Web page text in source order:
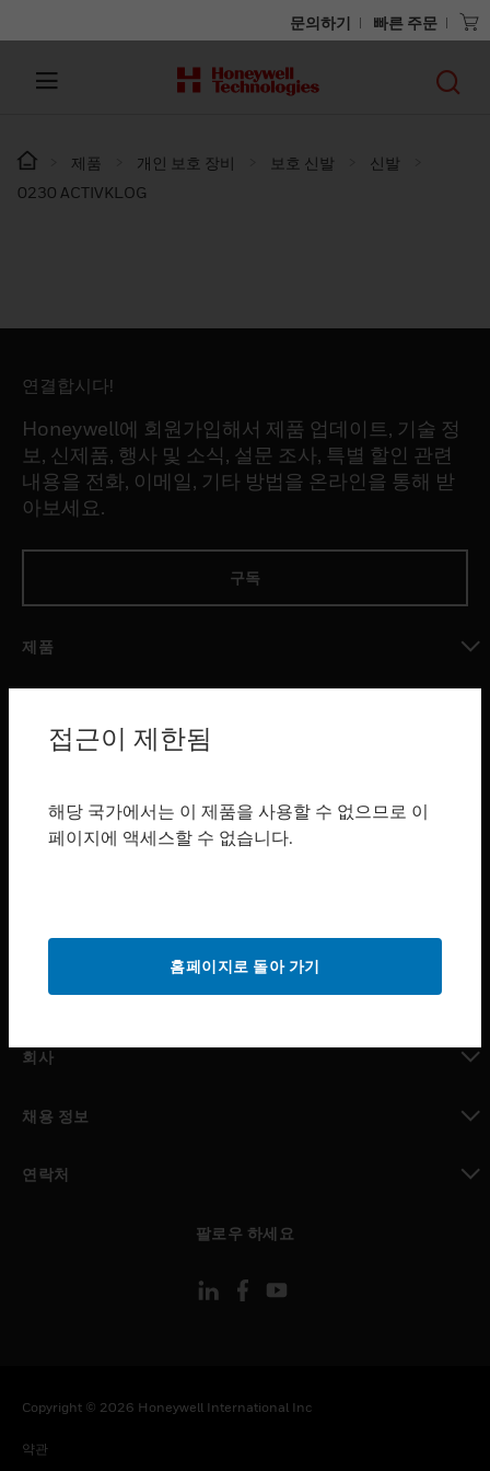
문의하기 빠른 주문
제품 개인 보호 장비 보호 신발
신발
0230 ACTIVKLOG
연결합시다!
Honeywell에 회원가입해서 제품 업데이트, 기술 정
보, 신제품, 행사 및 소식, 설문 조사, 특별 할인 관련
내용을 전화, 이메일, 기타 방법을 온라인을 통해 받
아보세요.
구독
제품
toggle view
toggle view
toggle view
산업 분야
구매처
MYAUTOMATION サポート
회사
채용 정보
연락처
팔로우 하세요
Copyright © 2026 Honeywell International Inc
약관
접근이 제한됨
해당 국가에서는 이 제품을 사용할 수 없으므로 이
페이지에 액세스할 수 없습니다.
홈페이지로 돌아 가기